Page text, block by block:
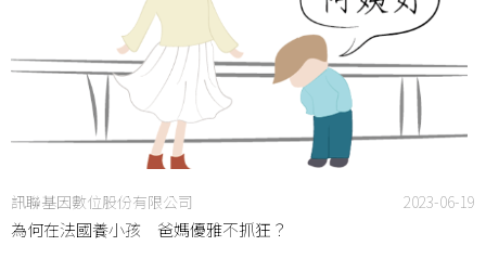
訊聯基因數位股份有限公司 2023-06-19
為何在法國養小孩 爸媽優雅不抓狂？